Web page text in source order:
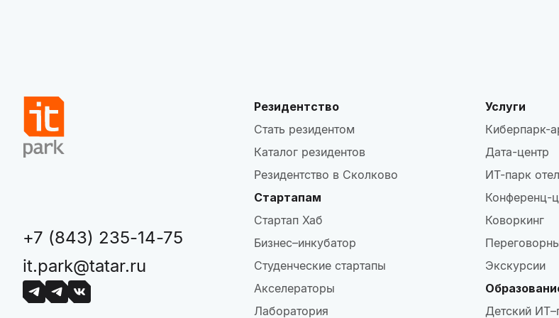
+7 (843) 235-14-75
it.park@tatar.ru
Резидентство
Стать резидентом
Каталог резидентов
Резидентство в Сколково
Стартапам
Стартап Хаб
Бизнес–инкубатор
Студенческие стартапы
Акселераторы
Лаборатория
Услуги
Киберпарк-
Дата-центр
ИТ-парк
Конференц-
Коворкинг
Экскурсии
Детский